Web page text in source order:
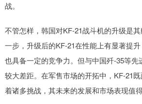
战。
不管怎样，韩国对KF-21战斗机的升级是
一步，升级后的KF-21在性能上有显著提
也具备一定的竞争力。但与中国歼-35等先
较大差距。在军售市场的开拓中，KF-21
着诸多挑战，其未来的发展和市场表现值得